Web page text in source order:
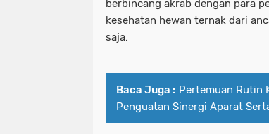
berbincang akrab dengan para
kesehatan hewan ternak dari
saja.
Baca Juga : Pertemuan Rutin
Penguatan Sinergi Aparat